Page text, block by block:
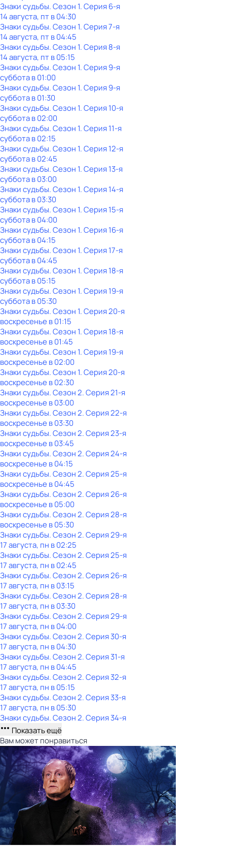
Знаки cyдьбы. Сезон 1. Серия 6-я
14 августа, пт в 04:30
Знаки cyдьбы. Сезон 1. Серия 7-я
14 августа, пт в 04:45
Знаки cyдьбы. Сезон 1. Серия 8-я
14 августа, пт в 05:15
Знаки cyдьбы. Сезон 1. Серия 9-я
субботав01:00
Знаки cyдьбы. Сезон 1. Серия 9-я
субботав01:30
Знаки cyдьбы. Сезон 1. Серия 10-я
субботав02:00
Знаки cyдьбы. Сезон 1. Серия 11-я
субботав02:15
Знаки cyдьбы. Сезон 1. Серия 12-я
субботав02:45
Знаки cyдьбы. Сезон 1. Серия 13-я
субботав03:00
Знаки cyдьбы. Сезон 1. Серия 14-я
субботав03:30
Знаки cyдьбы. Сезон 1. Серия 15-я
субботав04:00
Знаки cyдьбы. Сезон 1. Серия 16-я
субботав04:15
Знаки cyдьбы. Сезон 1. Серия 17-я
субботав04:45
Знаки cyдьбы. Сезон 1. Серия 18-я
субботав05:15
Знаки cyдьбы. Сезон 1. Серия 19-я
субботав05:30
Знаки cyдьбы. Сезон 1. Серия 20-я
воскресенье в01:15
Знаки cyдьбы. Сезон 1. Серия 18-я
воскресенье в01:45
Знаки cyдьбы. Сезон 1. Серия 19-я
воскресенье в02:00
Знаки cyдьбы. Сезон 1. Серия 20-я
воскресенье в02:30
Знаки cyдьбы. Сезон 2. Серия 21-я
воскресенье в03:00
Знаки cyдьбы. Сезон 2. Серия 22-я
воскресенье в03:30
Знаки cyдьбы. Сезон 2. Серия 23-я
воскресенье в03:45
Знаки cyдьбы. Сезон 2. Серия 24-я
воскресенье в04:15
Знаки cyдьбы. Сезон 2. Серия 25-я
воскресенье в04:45
Знаки cyдьбы. Сезон 2. Серия 26-я
воскресенье в05:00
Знаки cyдьбы. Сезон 2. Серия 28-я
воскресенье в05:30
Знаки cyдьбы. Сезон 2. Серия 29-я
17 августа, пн в 02:25
Знаки cyдьбы. Сезон 2. Серия 25-я
17 августа, пн в 02:45
Знаки cyдьбы. Сезон 2. Серия 26-я
17 августа, пн в 03:15
Знаки cyдьбы. Сезон 2. Серия 28-я
17 августа, пн в 03:30
Знаки cyдьбы. Сезон 2. Серия 29-я
17 августа, пн в 04:00
Знаки cyдьбы. Сезон 2. Серия 30-я
17 августа, пн в 04:30
Знаки cyдьбы. Сезон 2. Серия 31-я
17 августа, пн в 04:45
Знаки cyдьбы. Сезон 2. Серия 32-я
17 августа, пн в 05:15
Знаки cyдьбы. Сезон 2. Серия 33-я
17 августа, пн в 05:30
Знаки cyдьбы. Сезон 2. Серия 34-я
Показать ещё
Вам может понравиться